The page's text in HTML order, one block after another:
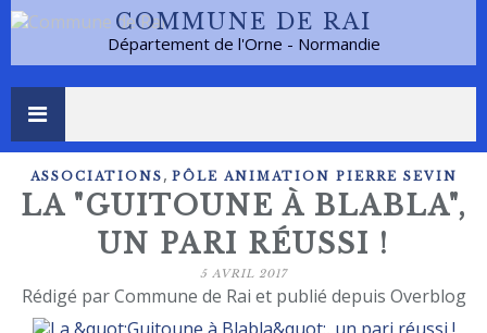
COMMUNE DE RAI
Département de l'Orne - Normandie
ASSOCIATIONS , PÔLE ANIMATION PIERRE SEVIN
LA "GUITOUNE À BLABLA",
UN PARI RÉUSSI !
5 AVRIL 2017
Rédigé par Commune de Rai et publié depuis Overblog